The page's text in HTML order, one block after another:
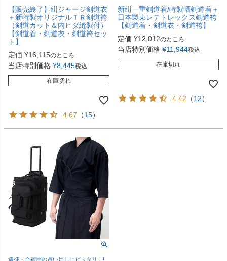
【販売終了】紺ジャージ剣道衣
＋新特製オリジナルＴＲ剣道袴
（剣道カット＆内ヒダ縫製付）
【剣道着・剣道衣・剣道袴セッ
ト】
定価 ¥16,115のところ
当店特別価格 ¥8,445税込
在庫切れ
4.67 （15）
新紺一重剣道着/特製晒剣道着＋
日本製東レテトレックス剣道袴
【剣道着・剣道衣・剣道袴】
定価 ¥12,012のところ
当店特別価格 ¥11,944税込
在庫切れ
4.42 （12）
遠征・合宿用の買い足しにピッタリ！!